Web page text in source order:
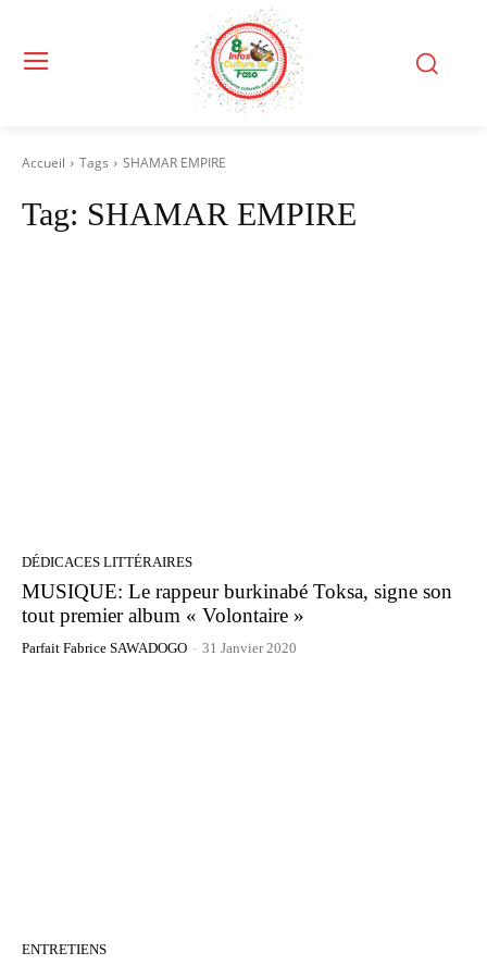
Accueil Tags SHAMAR EMPIRE
Tag: SHAMAR EMPIRE
DÉDICACES LITTÉRAIRES
MUSIQUE: Le rappeur burkinabé Toksa, signe son
tout premier album « Volontaire »
Parfait Fabrice SAWADOGO - 31 Janvier 2020
ENTRETIENS